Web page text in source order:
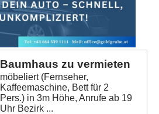
Baumhaus zu vermieten
möbeliert (Fernseher,
Kaffeemaschine, Bett für 2
Pers.) in 3m Höhe, Anrufe ab 19
Uhr Bezirk ...